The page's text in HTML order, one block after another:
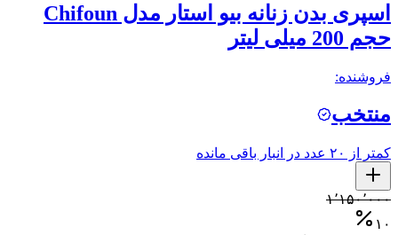
اسپری بدن زنانه بیو استار مدل Chifoun
حجم 200 میلی لیتر
فروشنده:
منتخب
کمتر از ۲۰ عدد در انبار باقی مانده
۱٬۱۵۰٬۰۰۰
۱۰